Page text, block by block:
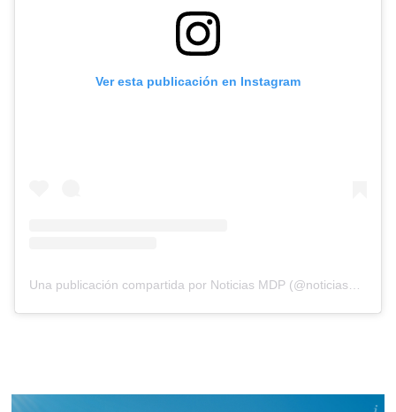
Ver esta publicación en Instagram
Una publicación compartida por Noticias MDP (@noticiasmdp)